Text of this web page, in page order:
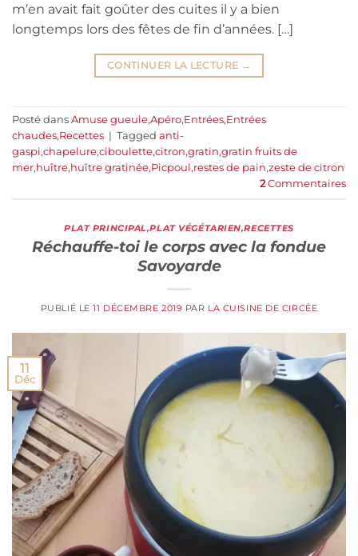
m’en avait fait goûter des cuites il y a bien
longtemps lors des fêtes de fin d’années. […]
CONTINUER LA LECTURE →
Posté dans Amuse gueule,Apéro,Entrées,Entrées
chaudes,Recettes | Tagged anti-
gaspi,chapelure,ciboulette,citron,gratin,gratin fruits de
mer,huître,huître gratinée,Picpoul ,restes de pain,zeste de citron
2Commentaires
PLAT PRINCIPAL,PLAT VÉGÉTARIEN,RECETTES
Réchauffe-toi le corps avec la fondue
Savoyarde
PUBLIÉ LE11 DÉCEMBRE 2019 PAR LA CUISINE DE CIRCÉE
11
Déc